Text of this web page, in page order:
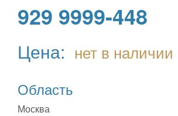
929 9999-448
Цена: нет в наличии
Область
Москва